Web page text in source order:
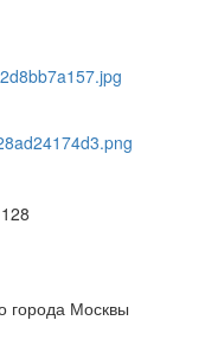
города Москвы